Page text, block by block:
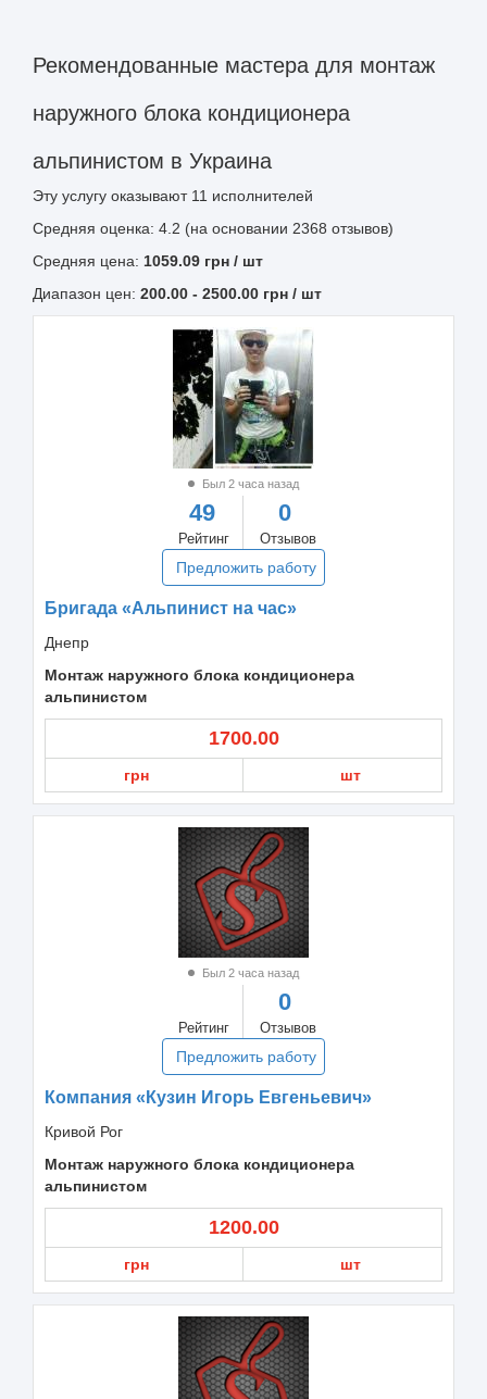
Рекомендованные мастера для монтаж
наружного блока кондиционера
альпинистом в Украина
Эту услугу оказывают 11 исполнителей
Средняя оценка: 4.2 (на основании 2368 отзывов)
Средняя цена: 1059.09 грн / шт
Диапазон цен: 200.00 - 2500.00 грн / шт
Был 2 часа назад
49
Рейтинг
0
Отзывов
Предложить работу
Бригада «Альпинист на час»
Днепр
Монтаж наружного блока кондиционера
альпинистом
1700.00
грн шт
Был 2 часа назад
Рейтинг
0
Отзывов
Предложить работу
Компания «Кузин Игорь Евгеньевич»
Кривой Рог
Монтаж наружного блока кондиционера
альпинистом
1200.00
грн шт